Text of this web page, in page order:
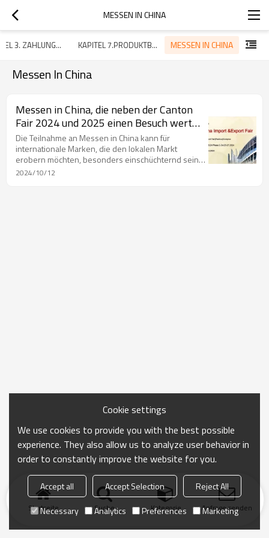
MESSEN IN CHINA
KAPITEL 3. ZAHLUNGSDIENST KAPITEL 7.PRODUKTBÜNDELUNGSSERVICE MESSEN IN CHINA
Messen In China
Messen in China, die neben der Canton
Fair 2024 und 2025 einen Besuch wert
sind
Die Teilnahme an Messen in China kann für
internationale Marken, die den lokalen Markt
erobern möchten, besonders einschüchternd sein.
Dennoch werden diese Veranstaltungen von
2024/10/12
Startseite Suche Kategorie Anfrage senden
Cookie settings
We use cookies to provide you with the best possible
experience. They also allow us to analyze user behavior in
order to constantly improve the website for you.
Accept all Accept Selection
Reject All
Necessary
Analytics Preferences Marketing